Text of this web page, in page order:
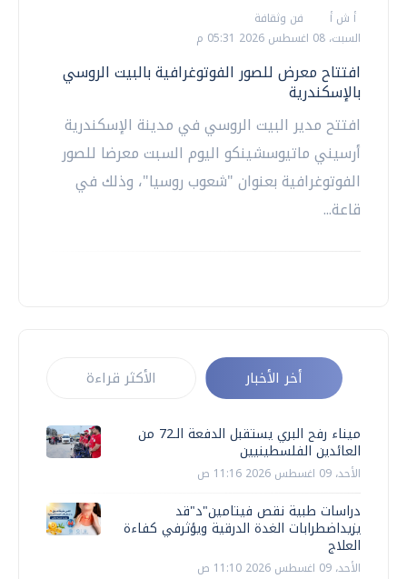
أ ش أ
فن وثقافة
السبت، 08 اغسطس 2026 05:31 م
افتتاح معرض للصور الفوتوغرافية بالبيت الروسي
بالإسكندرية
افتتح مدير البيت الروسي في مدينة الإسكندرية
أرسيني ماتيوسشينكو اليوم السبت معرضا للصور
الفوتوغرافية بعنوان "شعوب روسيا"، وذلك في
قاعة...
أخر الأخبار الأكثر قراءة
ميناء رفح البري يستقبل الدفعة الـ72 من
العائدين الفلسطينيين
الأحد، 09 اغسطس 2026 11:16 ص
دراسات طبية نقص فيتامين"د"قد
يزيداضطرابات الغدة الدرقية ويؤثرفي كفاءة
العلاج
الأحد، 09 اغسطس 2026 11:10 ص